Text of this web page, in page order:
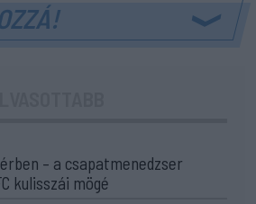
– a csapatmenedzser
kulisszái mögé